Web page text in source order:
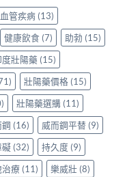
管疾病 (13)
健康飲食 (7) 助勃 (15)
度壯陽藥 (15)
壯陽藥價格 (15)
壯陽藥選購 (11)
鋼 (16) 威而鋼平替 (9)
礙 (32) 持久度 (9)
治療 (11) 樂威壯 (8)